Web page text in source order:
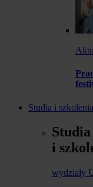
Studia i szkolenia
Studia
i
wydziały